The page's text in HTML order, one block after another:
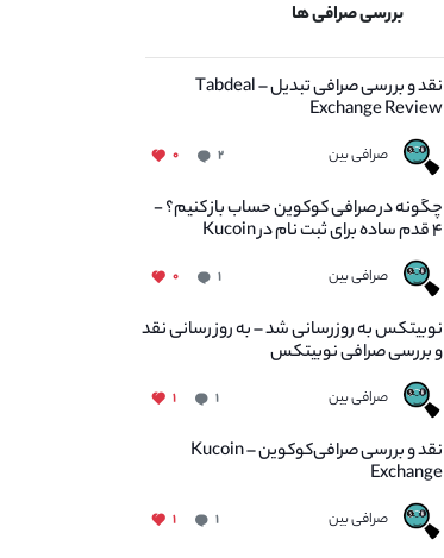
بررسی صرافی ها
نقد و بررسی صرافی تبدیل – Tabdeal
Exchange Review
صرافی بین ۲ ۰
چگونه در صرافی کوکوین حساب باز کنیم؟ -
۴ قدم ساده برای ثبت نام در Kucoin
صرافی بین ۱ ۰
نوبیتکس به روزرسانی شد – به روز رسانی نقد
و بررسی صرافی نوبیتکس
صرافی بین ۱ ۱
نقد و بررسی صرافی‌کوکوین – Kucoin
Exchange
صرافی بین ۱ ۱